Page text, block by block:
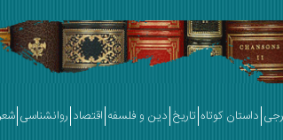
داستان کوتاه تاریخ دین و فلسفه اقتصاد روانشناسی